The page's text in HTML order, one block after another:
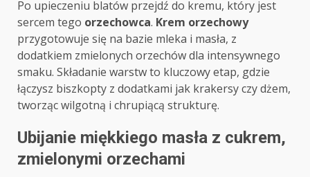
Po upieczeniu blatów przejdź do kremu, który jest
sercem tego orzechowca. Krem orzechowy
przygotowuje się na bazie mleka i masła, z
dodatkiem zmielonych orzechów dla intensywnego
smaku. Składanie warstw to kluczowy etap, gdzie
łączysz biszkopty z dodatkami jak krakersy czy dżem,
tworząc wilgotną i chrupiącą strukturę.
Ubijanie miękkiego masła z cukrem,
zmielonymi orzechami